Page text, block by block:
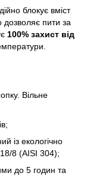
блокує вміст
дозволяє пити за
100% захист від
Вільне
із екологічно
18/8 (AISI 304);
до 5 годин та